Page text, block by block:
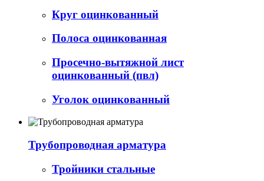
Круг оцинкованный
Полоса оцинкованная
Просечно-вытяжной лист
оцинкованный (пвл)
Уголок оцинкованный
Трубопроводная арматура
Тройники стальные